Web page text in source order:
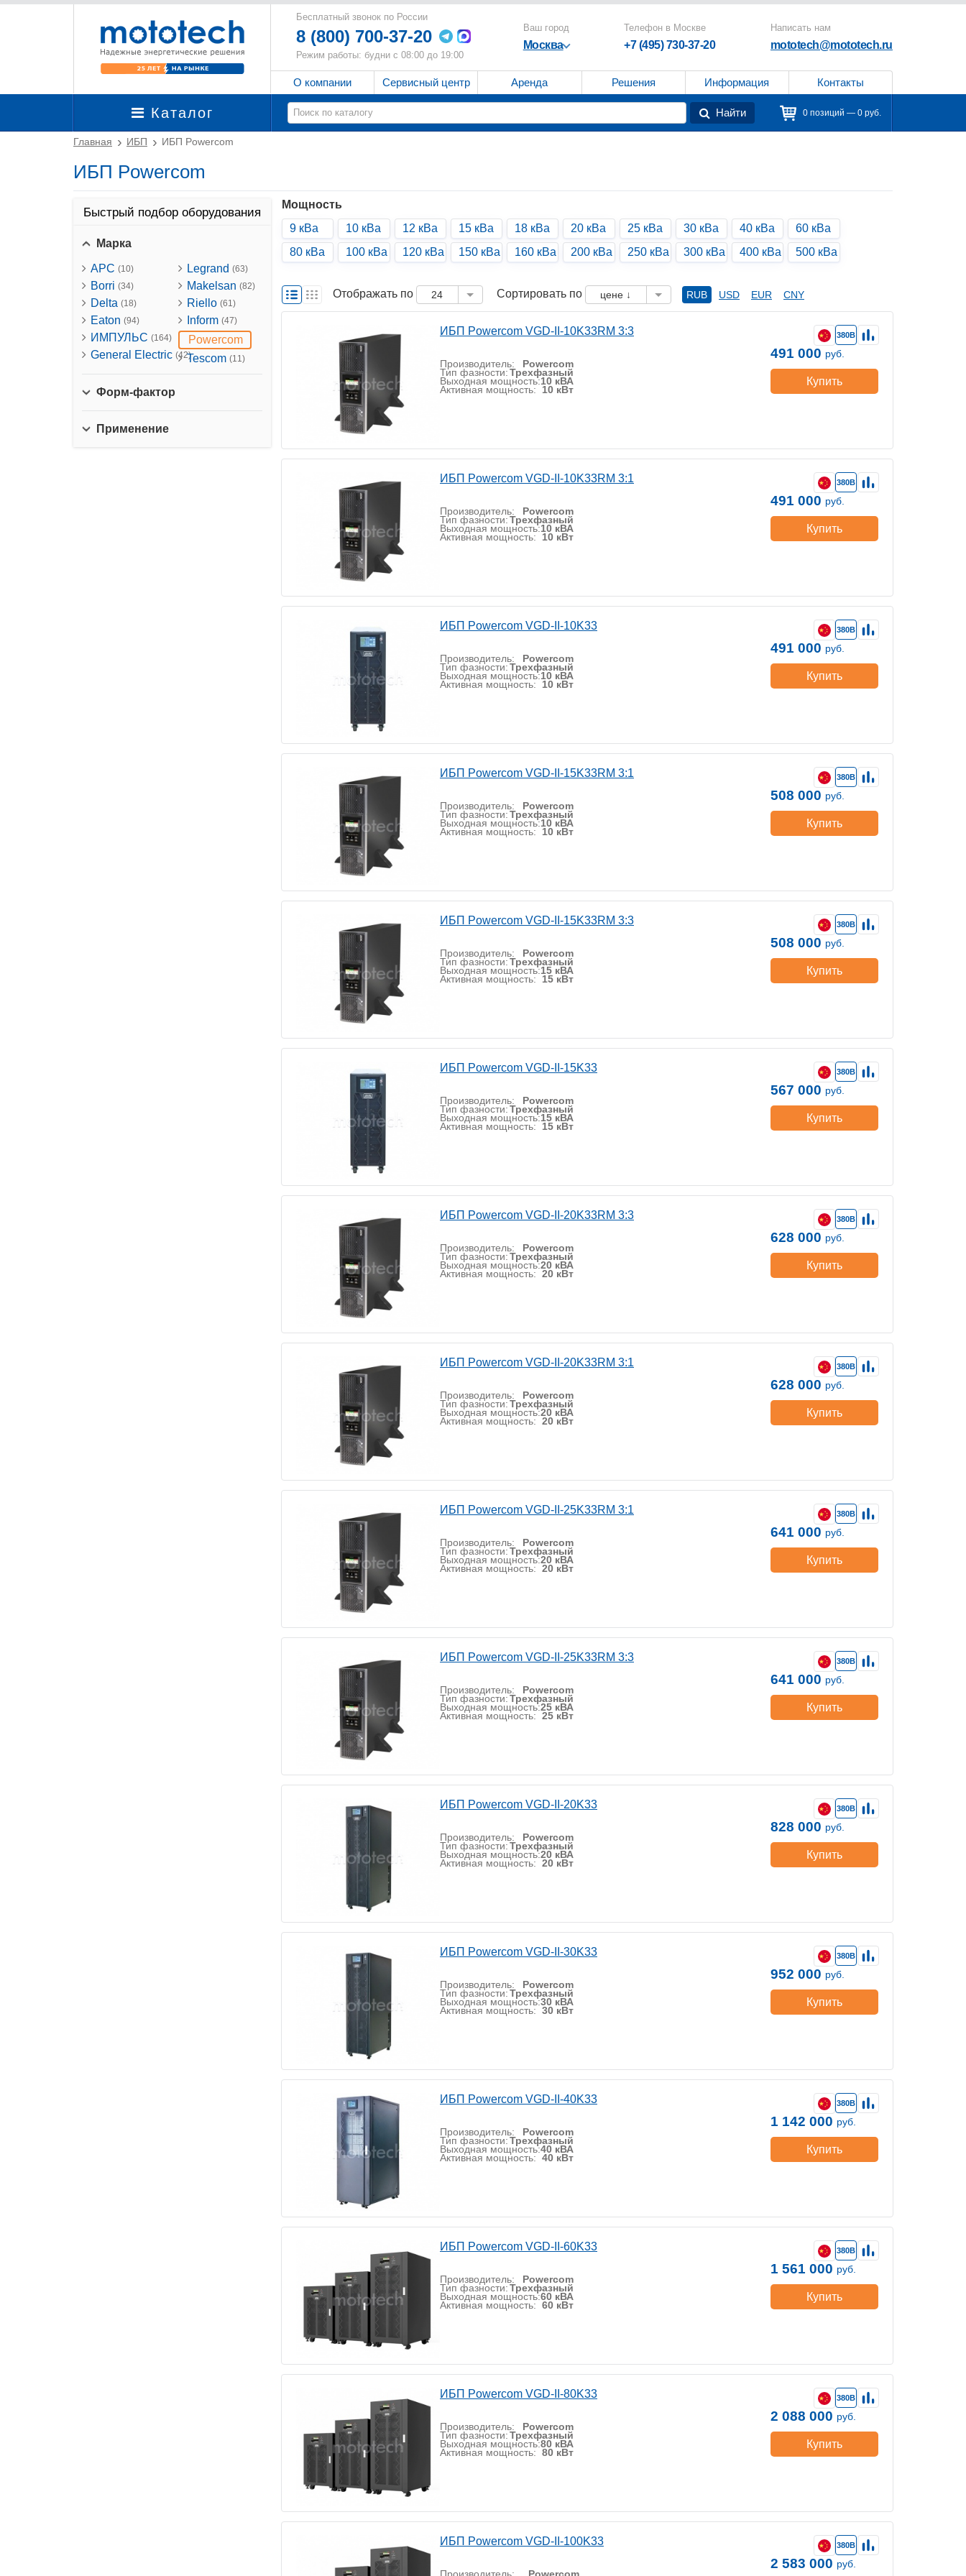
Бесплатный звонок по России
8 (800) 700-37-20
Режим работы: будни с 08:00 до 19:00
Ваш город
Москва
Телефон в Москве
+7 (495) 730-37-20
Написать нам
mototech@mototech.ru
О компании Сервисный центр Аренда Решения Информация Контакты
Каталог Найти 0 позиций — 0 руб.
Главная ИБП ИБП Powercom
ИБП Powercom
Быстрый подбор оборудования
Марка
APC (10)
Borri (34)
Delta (18)
Eaton (94)
ИМПУЛЬС (164)
General Electric (42)
Legrand (63)
Makelsan (82)
Riello (61)
Inform (47)
Powercom
Tescom (11)
Форм-фактор
Применение
Мощность
9 кВа
10 кВа 12 кВа 15 кВа 18 кВа 20 кВа 25 кВа 30 кВа 40 кВа
60 кВа
80 кВа
100 кВа 120 кВа 150 кВа 160 кВа 200 кВа 250 кВа 300 кВа 400 кВа 500 кВа
Отображать по 24 Сортировать по цене ↓ RUB USD EUR CNY
ИБП Powercom VGD-II-10K33RM 3:3
Производитель: Powercom
Тип фазности:Трехфазный
Выходная мощность:10 кВА
Активная мощность: 10 кВт
380В
491 000 руб.
Купить
ИБП Powercom VGD-II-10K33RM 3:1
Производитель: Powercom
Тип фазности:Трехфазный
Выходная мощность:10 кВА
Активная мощность: 10 кВт
380В
491 000 руб.
Купить
ИБП Powercom VGD-II-10K33
Производитель: Powercom
Тип фазности:Трехфазный
Выходная мощность:10 кВА
Активная мощность: 10 кВт
380В
491 000 руб.
Купить
ИБП Powercom VGD-II-15K33RM 3:1
Производитель: Powercom
Тип фазности:Трехфазный
Выходная мощность:10 кВА
Активная мощность: 10 кВт
380В
508 000 руб.
Купить
ИБП Powercom VGD-II-15K33RM 3:3
Производитель: Powercom
Тип фазности:Трехфазный
Выходная мощность:15 кВА
Активная мощность: 15 кВт
380В
508 000 руб.
Купить
ИБП Powercom VGD-II-15K33
Производитель: Powercom
Тип фазности:Трехфазный
Выходная мощность:15 кВА
Активная мощность: 15 кВт
380В
567 000 руб.
Купить
ИБП Powercom VGD-II-20K33RM 3:3
Производитель: Powercom
Тип фазности:Трехфазный
Выходная мощность:20 кВА
Активная мощность: 20 кВт
380В
628 000 руб.
Купить
ИБП Powercom VGD-II-20K33RM 3:1
Производитель: Powercom
Тип фазности:Трехфазный
Выходная мощность:20 кВА
Активная мощность: 20 кВт
380В
628 000 руб.
Купить
ИБП Powercom VGD-II-25K33RM 3:1
Производитель: Powercom
Тип фазности:Трехфазный
Выходная мощность:20 кВА
Активная мощность: 20 кВт
380В
641 000 руб.
Купить
ИБП Powercom VGD-II-25K33RM 3:3
Производитель: Powercom
Тип фазности:Трехфазный
Выходная мощность:25 кВА
Активная мощность: 25 кВт
380В
641 000 руб.
Купить
ИБП Powercom VGD-II-20K33
Производитель: Powercom
Тип фазности:Трехфазный
Выходная мощность:20 кВА
Активная мощность: 20 кВт
380В
828 000 руб.
Купить
ИБП Powercom VGD-II-30K33
Производитель: Powercom
Тип фазности:Трехфазный
Выходная мощность:30 кВА
Активная мощность: 30 кВт
380В
952 000 руб.
Купить
ИБП Powercom VGD-II-40K33
Производитель: Powercom
Тип фазности:Трехфазный
Выходная мощность:40 кВА
Активная мощность: 40 кВт
380В
1 142 000 руб.
Купить
ИБП Powercom VGD-II-60K33
Производитель: Powercom
Тип фазности:Трехфазный
Выходная мощность:60 кВА
Активная мощность: 60 кВт
380В
1 561 000 руб.
Купить
ИБП Powercom VGD-II-80K33
Производитель: Powercom
Тип фазности:Трехфазный
Выходная мощность:80 кВА
Активная мощность: 80 кВт
380В
2 088 000 руб.
Купить
ИБП Powercom VGD-II-100K33 380В
2 583 000 руб.